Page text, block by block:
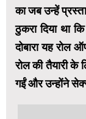
का जब उन्हें
ठुकरा दिया था
दोबारा यह रोल
रोल की तैयारी के
गईं और उन्होंने